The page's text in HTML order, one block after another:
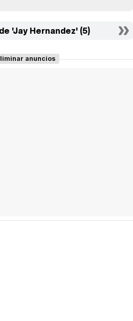
'Jay Hernandez' (5)
anuncios